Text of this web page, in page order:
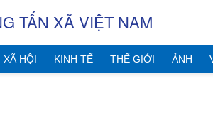
TẤN XÃ VIỆT NAM
XÃ HỘI KINH TẾ THẾ GIỚI ẢNH